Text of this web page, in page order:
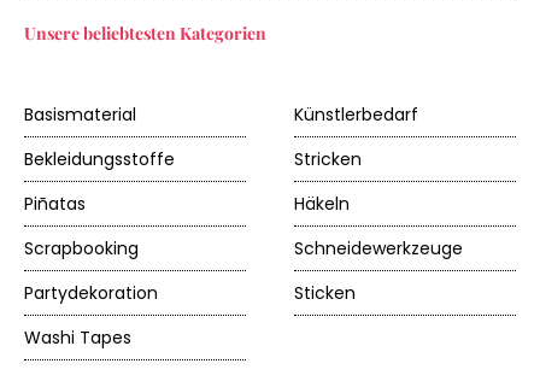
Unsere beliebtesten Kategorien
Basismaterial
Künstlerbedarf
Bekleidungsstoffe
Stricken
Piñatas
Häkeln
Scrapbooking
Schneidewerkzeuge
Partydekoration
Sticken
Washi Tapes